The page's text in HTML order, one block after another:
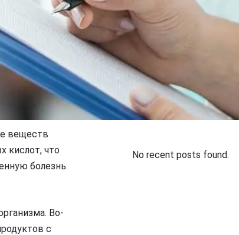
веществ
кислот, что
болезнь.
Во-
с
No recent posts found.